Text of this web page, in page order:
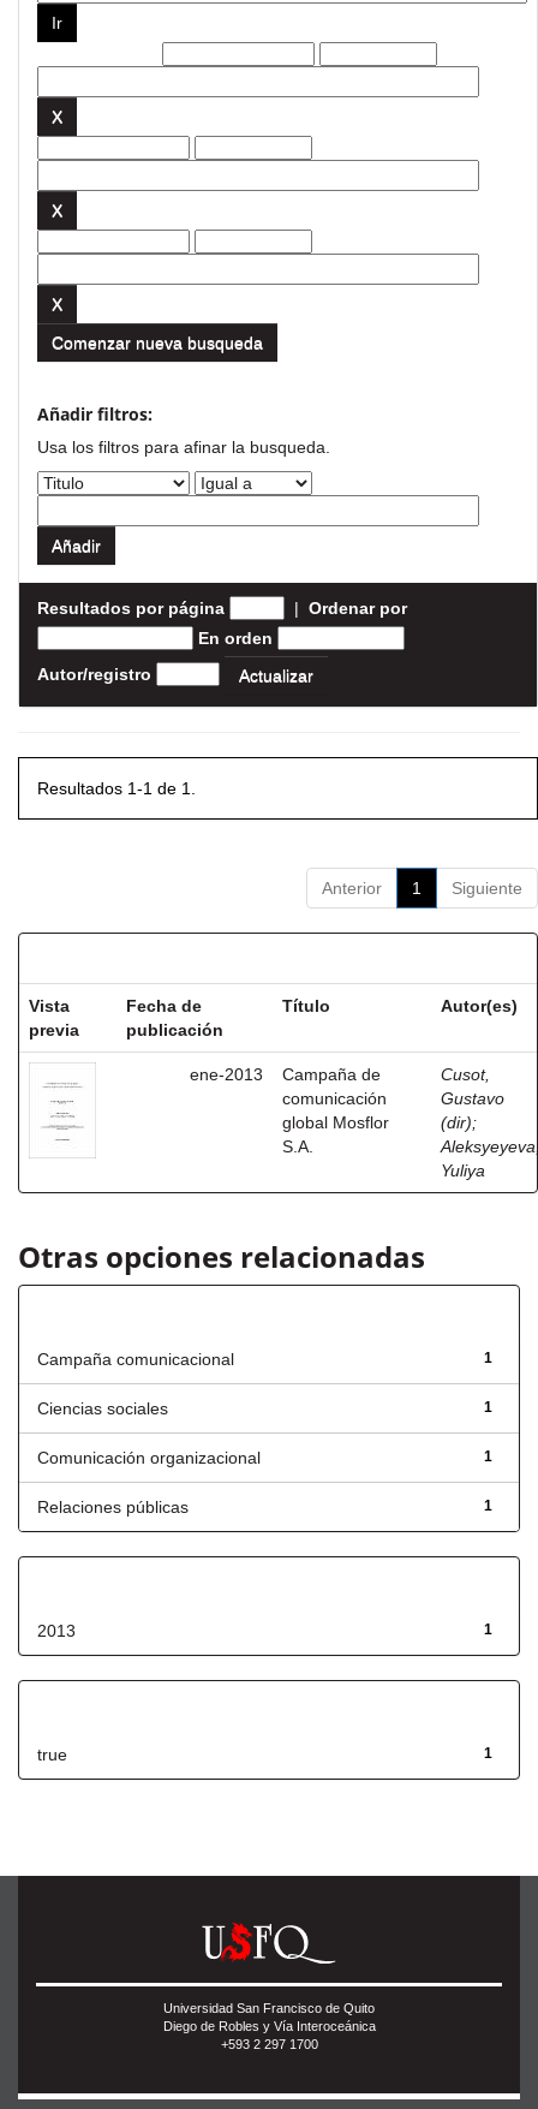
Comenzar nueva busqueda
Añadir filtros:
Usa los filtros para afinar la busqueda.
Resultados por página | Ordenar por
En orden
Autor/registro
Resultados 1-1 de 1.
Anterior 1 Siguiente
Vista
previa
Fecha de
publicación
Título Autor(es)
ene-2013
Campaña de
comunicación
global Mosflor
S.A.
Cusot,
Gustavo
(dir);
Yuliya
Otras opciones relacionadas
1
Campaña comunicacional
1
Ciencias sociales
1
Comunicación organizacional
1
Relaciones públicas
1
2013
1
true
Universidad San Francisco de Quito
Diego de Robles y Vía Interoceánica
+593 2 297 1700